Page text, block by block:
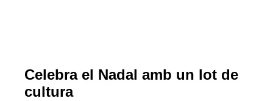
Celebra el Nadal amb un lot de
cultura